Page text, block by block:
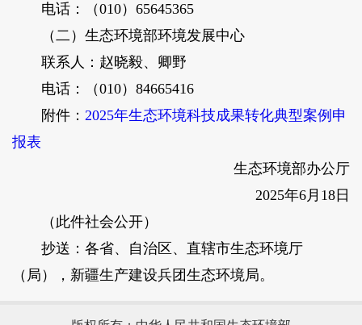
电话：（010）65645365
（二）生态环境部环境发展中心
联系人：赵晓毅、卿野
电话：（010）84665416
附件： 2025年生态环境科技成果转化典型案例申
报表
生态环境部办公厅
2025年6月18日
（此件社会公开）
抄送：各省、自治区、直辖市生态环境厅
（局），新疆生产建设兵团生态环境局。